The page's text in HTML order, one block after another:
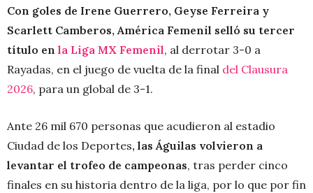
Con goles de Irene Guerrero, Geyse Ferreira y
Scarlett Camberos, América Femenil selló su tercer
título en la Liga MX Femenil, al derrotar 3-0 a
Rayadas, en el juego de vuelta de la final del Clausura
2026, para un global de 3-1.
Ante 26 mil 670 personas que acudieron al estadio
Ciudad de los Deportes, las Águilas volvieron a
levantar el trofeo de campeonas, tras perder cinco
finales en su historia dentro de la liga, por lo que por fin